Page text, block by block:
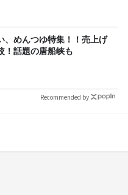
、めんつゆ特集！！売上げ
！話題の唐船峡も
Recommended by